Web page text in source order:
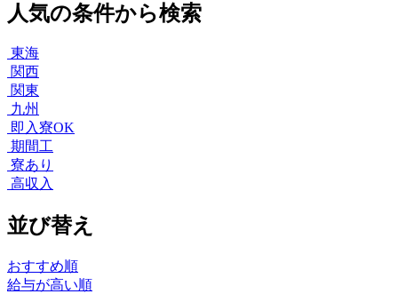
人気の条件から検索
東海
関西
関東
九州
即入寮OK
期間工
寮あり
高収入
並び替え
おすすめ順
給与が高い順